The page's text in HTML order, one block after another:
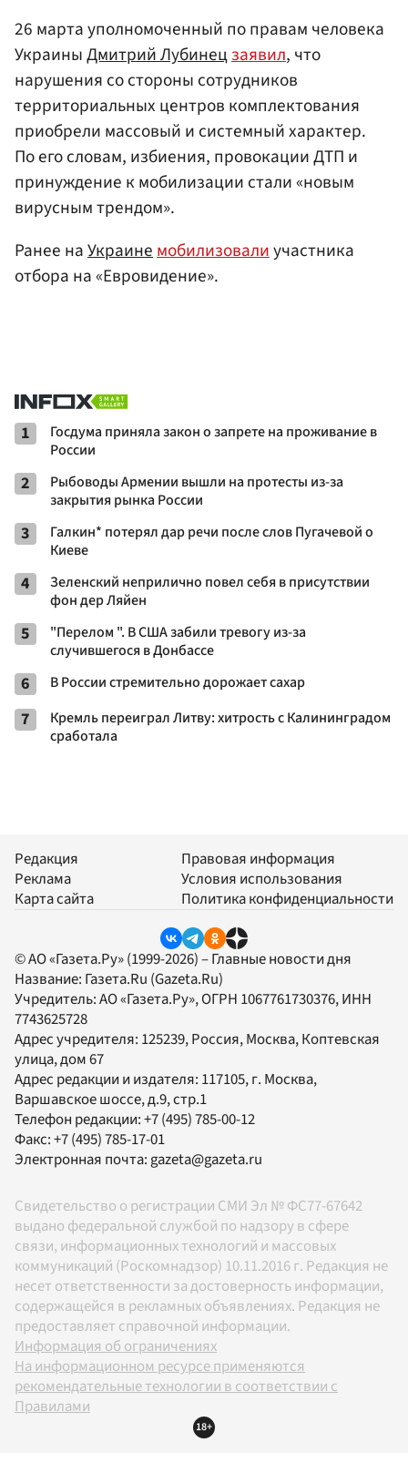
26 марта уполномоченный по правам человека
УкраиныДмитрий Лубинецзаявил, что
нарушения со стороны сотрудников
территориальных центров комплектования
приобрели массовый и системный характер.
По его словам, избиения, провокации ДТП и
принуждение к мобилизации стали «новым
вирусным трендом».
Ранее наУкраинемобилизовалиучастника
отбора на «Евровидение».
1
Госдума приняла закон о запрете на проживание в
России
2
Рыбоводы Армении вышли на протесты из-за
закрытия рынка России
3
Галкин* потерял дар речи после слов Пугачевой о
Киеве
4
Зеленский неприлично повел cебя в присутствии
фон дер Ляйен
5
"Перелом ". В США забили тревогу из-за
случившегося в Донбассе
6 В России стремительно дорожает сахар
7
Кремль переиграл Литву: хитрость с Калининградом
сработала
Редакция
Реклама
Карта сайта
Правовая информация
Условия использования
Политика конфиденциальности
© АО «Газета.Ру» (1999-2026) – Главные новости дня
Название: Газета.Ru (Gazeta.Ru)
Учредитель:АО «Газета.Ру», ОГРН 1067761730376, ИНН
7743625728
Адрес учредителя: 125239, Россия, Москва, Коптевская
улица, дом 67
Адрес редакции и издателя: 117105, г. Москва,
Варшавское шоссе, д.9, стр.1
Телефон редакции:+7 (495) 785-00-12
Факс:+7 (495) 785-17-01
Электронная почта:gazeta@gazeta.ru
Свидетельство о регистрации СМИ Эл № ФС77-67642
выдано федеральной службой по надзору в сфере
связи, информационных технологий и массовых
коммуникаций (Роскомнадзор) 10.11.2016 г. Редакция не
несет ответственности за достоверность информации,
содержащейся в рекламных объявлениях. Редакция не
предоставляет справочной информации.
Информация об ограничениях
На информационном ресурсе применяются
рекомендательные технологии в соответствии с
Правилами
18+